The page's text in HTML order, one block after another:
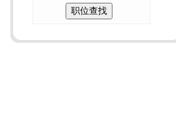
厦门猎头维尔斯-周鸿祎致年轻人：
+厦门猎头维尔斯-互联网纪元：HR如